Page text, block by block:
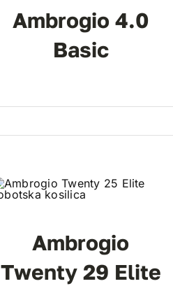
Ambrogio 4.0
Basic
Ambrogio
Twenty 29 Elite